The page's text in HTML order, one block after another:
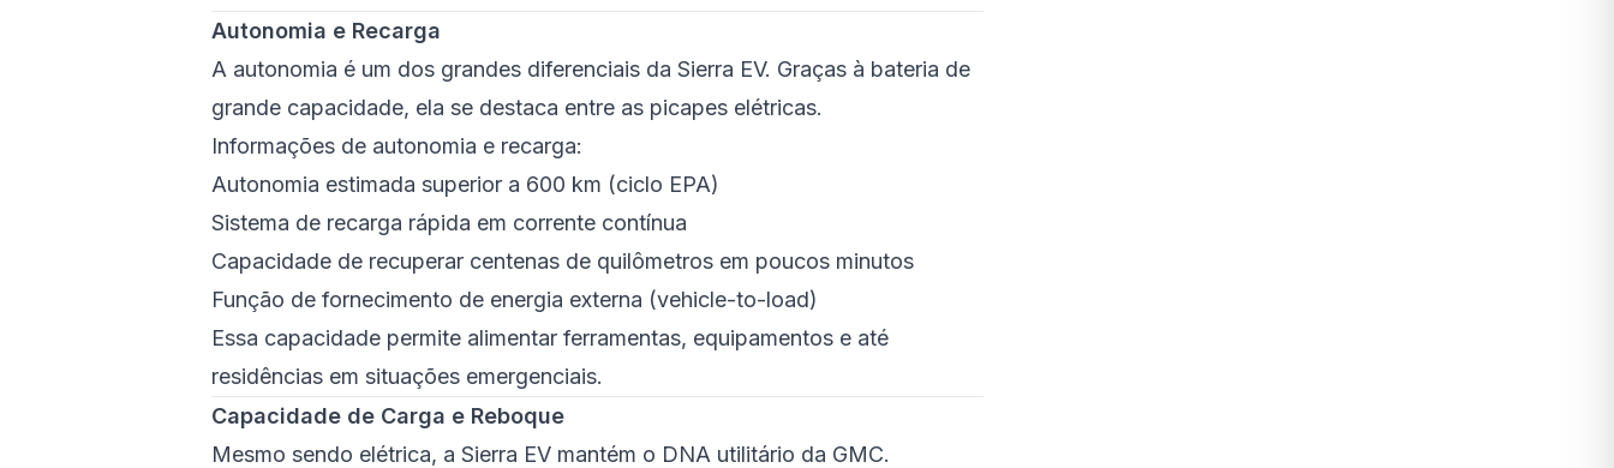
Autonomia e Recarga
A autonomia é um dos grandes diferenciais da Sierra EV. Graças à bateria de
grande capacidade, ela se destaca entre as picapes elétricas.
Informações de autonomia e recarga:
Autonomia estimada superior a 600 km (ciclo EPA)
Sistema de recarga rápida em corrente contínua
Capacidade de recuperar centenas de quilômetros em poucos minutos
Função de fornecimento de energia externa (vehicle-to-load)
Essa capacidade permite alimentar ferramentas, equipamentos e até
residências em situações emergenciais.
Capacidade de Carga e Reboque
Mesmo sendo elétrica, a Sierra EV mantém o DNA utilitário da GMC.